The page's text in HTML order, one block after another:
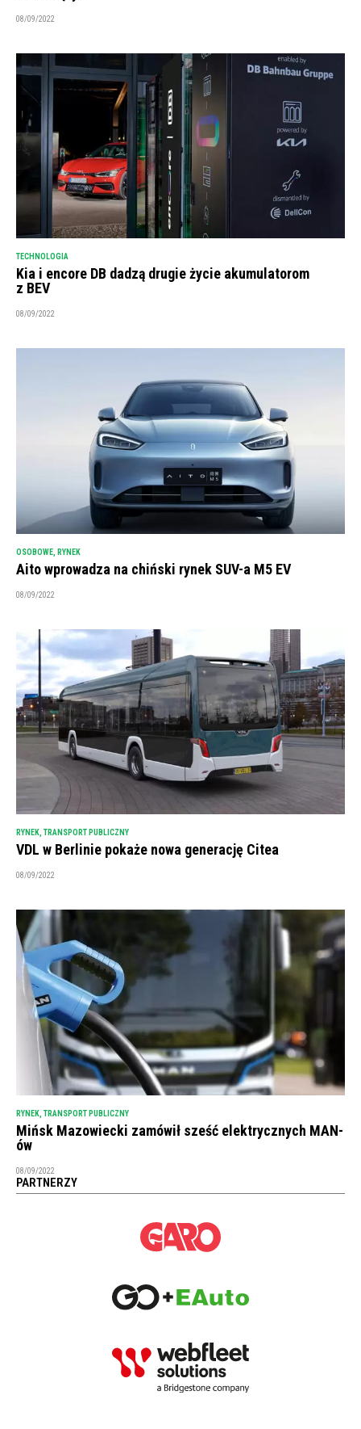
08/09/2022
TECHNOLOGIA
Kia i encore DB dadzą drugie życie akumulatorom
z BEV
08/09/2022
OSOBOWE RYNEK
Aito wprowadza na chiński rynek SUV-a M5 EV
08/09/2022
RYNEK TRANSPORT PUBLICZNY
VDL w Berlinie pokaże nowa generację Citea
08/09/2022
RYNEK TRANSPORT PUBLICZNY
Mińsk Mazowiecki zamówił sześć elektrycznych MAN-
ów
08/09/2022
PARTNERZY